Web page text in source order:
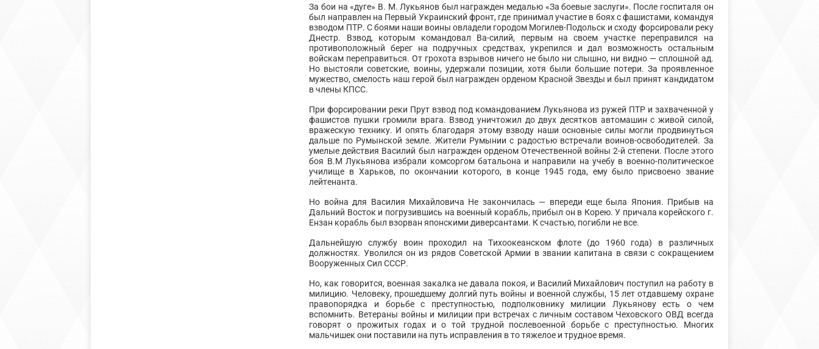
За бои на «дуге» В. М. Лукьянов был награжден медалью «За боевые заслуги». После госпиталя он
был направлен на Первый Украинский фронт, где принимал участие в боях с фашистами, командуя
взводом ПТР. С боями наши воины овладели городом Могилев-Подольск и сходу форсировали реку
Днестр. Взвод, которым командовал Ва-силий, первым на своем участке переправился на
противоположный берег на подручных средствах, укрепился и дал возможность остальным
войскам переправиться. От грохота взрывов ничего не было ни слышно, ни видно — сплошной ад.
Но выстояли советские, воины, удержали позиции, хотя были большие потери. За проявленное
мужество, смелость наш герой был награжден орденом Красной Звезды и был принят кандидатом
в члены КПСС.
При форсировании реки Прут взвод под командованием Лукьянова из ружей ПТР и захваченной у
фашистов пушки громили врага. Взвод уничтожил до двух десятков автомашин с живой силой,
вражескую технику. И опять благодаря этому взводу наши основные силы могли продвинуться
дальше по Румынской земле. Жители Румынии с радостью встречали воинов-освободителей. За
умелые действия Василий был награжден орденом Отечественной войны 2-й степени. После этого
боя В.М Лукьянова избрали комсоргом батальона и направили на учебу в военно-политическое
училище в Харьков, по окончании которого, в конце 1945 года, ему было присвоено звание
лейтенанта.
Но война для Василия Михайловича Не закончилась — впереди еще была Япония. Прибыв на
Дальний Восток и погрузившись на военный корабль, прибыл он в Корею. У причала корейского г.
Ензан корабль был взорван японскими диверсантами. К счастью, погибли не все.
Дальнейшую службу воин проходил на Тихоокеанском флоте (до 1960 года) в различных
должностях. Уволился он из рядов Советской Армии в звании капитана в связи с сокращением
Вооруженных Сил СССР.
Но, как говорится, военная закалка не давала покоя, и Василий Михайлович поступил на работу в
милицию. Человеку, прошедшему долгий путь войны и военной службы, 15 лет отдавшему охране
правопорядка и борьбе с преступностью, подполковнику милиции Лукьянову есть о чем
вспомнить. Ветераны войны и милиции при встречах с личным составом Чеховского ОВД всегда
говорят о прожитых годах и о той трудной послевоенной борьбе с преступностью. Многих
мальчишек они поставили на путь исправления в то тяжелое и трудное время.